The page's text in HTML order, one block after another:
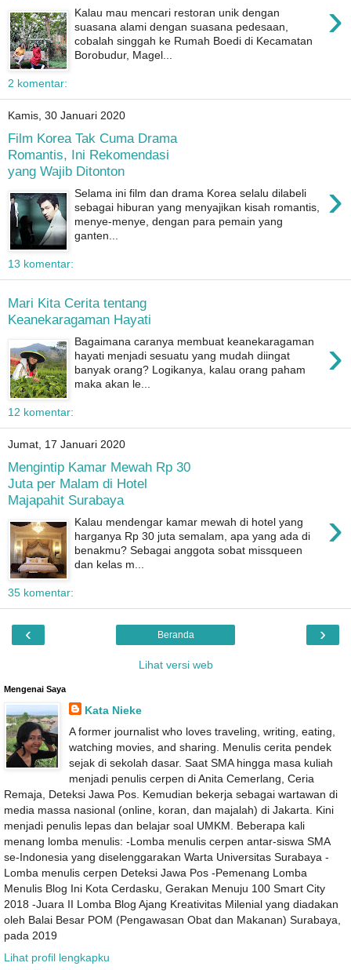
›
Kalau mau mencari restoran unik dengan
suasana alami dengan suasana pedesaan,
cobalah singgah ke Rumah Boedi di Kecamatan
Borobudur, Magel...
2 komentar:
Kamis, 30 Januari 2020
Film Korea Tak Cuma Drama
Romantis, Ini Rekomendasi
yang Wajib Ditonton
›
Selama ini film dan drama Korea selalu dilabeli
sebagai hiburan yang menyajikan kisah romantis,
menye-menye, dengan para pemain yang
ganten...
13 komentar:
Mari Kita Cerita tentang
Keanekaragaman Hayati
›
Bagaimana caranya membuat keanekaragaman
hayati menjadi sesuatu yang mudah diingat
banyak orang? Logikanya, kalau orang paham
maka akan le...
12 komentar:
Jumat, 17 Januari 2020
Mengintip Kamar Mewah Rp 30
Juta per Malam di Hotel
Majapahit Surabaya
›
Kalau mendengar kamar mewah di hotel yang
harganya Rp 30 juta semalam, apa yang ada di
benakmu? Sebagai anggota sobat missqueen
dan kelas m...
35 komentar:
‹ ›
Beranda
Lihat versi web
Mengenai Saya
Kata Nieke
A former journalist who loves traveling, writing, eating,
watching movies, and sharing. Menulis cerita pendek
sejak di sekolah dasar. Saat SMA hingga masa kuliah
menjadi penulis cerpen di Anita Cemerlang, Ceria
Remaja, Deteksi Jawa Pos. Kemudian bekerja sebagai wartawan di
media massa nasional (online, koran, dan majalah) di Jakarta. Kini
menjadi penulis lepas dan belajar soal UMKM. Beberapa kali
menang lomba menulis: -Lomba menulis cerpen antar-siswa SMA
se-Indonesia yang diselenggarakan Warta Universitas Surabaya -
Lomba menulis cerpen Deteksi Jawa Pos -Pemenang Lomba
Menulis Blog Ini Kota Cerdasku, Gerakan Menuju 100 Smart City
2018 -Juara II Lomba Blog Ajang Kreativitas Milenial yang diadakan
oleh Balai Besar POM (Pengawasan Obat dan Makanan) Surabaya,
pada 2019
Lihat profil lengkapku